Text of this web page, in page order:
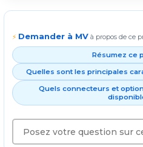
⚡ Demander à MV à propos de ce
Résumez ce
Quelles sont les principales
Quels connecteurs et